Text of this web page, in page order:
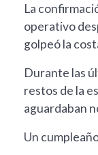
La
operativo
golpeó la
Durante las
restos de la
aguardaban
Un